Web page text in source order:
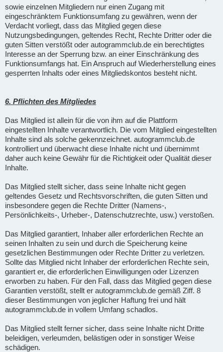
sowie einzelnen Mitgliedern nur einen Zugang mit
eingeschränktem Funktionsumfang zu gewähren, wenn der
Verdacht vorliegt, dass das Mitglied gegen diese
Nutzungsbedingungen, geltendes Recht, Rechte Dritter oder die
guten Sitten verstößt oder autogrammclub.de ein berechtigtes
Interesse an der Sperrung bzw. an einer Einschränkung des
Funktionsumfangs hat. Ein Anspruch auf Wiederherstellung eines
gesperrten Inhalts oder eines Mitgliedskontos besteht nicht.
6. Pflichten des Mitgliedes
Das Mitglied ist allein für die von ihm auf die Plattform
eingestellten Inhalte verantwortlich. Die vom Mitglied eingestellten
Inhalte sind als solche gekennzeichnet. autogrammclub.de
kontrolliert und überwacht diese Inhalte nicht und übernimmt
daher auch keine Gewähr für die Richtigkeit oder Qualität dieser
Inhalte.
Das Mitglied stellt sicher, dass seine Inhalte nicht gegen
geltendes Gesetz und Rechtsvorschriften, die guten Sitten und
insbesondere gegen die Rechte Dritter (Namens-,
Persönlichkeits-, Urheber-, Datenschutzrechte, usw.) verstoßen.
Das Mitglied garantiert, Inhaber aller erforderlichen Rechte an
seinen Inhalten zu sein und durch die Speicherung keine
gesetzlichen Bestimmungen oder Rechte Dritter zu verletzen.
Sollte das Mitglied nicht Inhaber der erforderlichen Rechte sein,
garantiert er, die erforderlichen Einwilligungen oder Lizenzen
erworben zu haben. Für den Fall, dass das Mitglied gegen diese
Garantien verstößt, stellt er autogrammclub.de gemäß Ziff. 8
dieser Bestimmungen von jeglicher Haftung frei und hält
autogrammclub.de in vollem Umfang schadlos.
Das Mitglied stellt ferner sicher, dass seine Inhalte nicht Dritte
beleidigen, verleumden, belästigen oder in sonstiger Weise
schädigen.